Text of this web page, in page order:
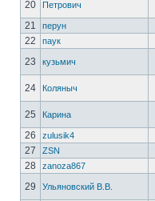
20
Петрович
21
перун
22
паук
23
кузьмич
24
Коляныч
25
Карина
26
zulusik4
27
ZSN
28
zanoza867
29
Ульяновский В.В.